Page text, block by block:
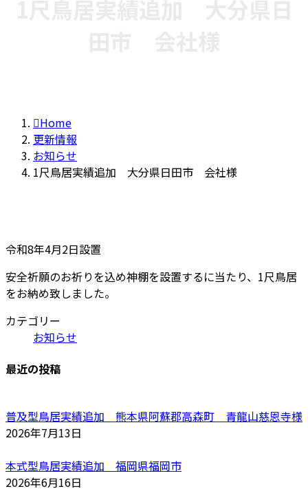
Home
更新情報
お知らせ
1尺鳥居実績追加 大分県日田市 会社様
令和8年4月2日設置
安全祈願のお祈りを込め神棚を設置するに当たり、1尺鳥居
をお納め致しました。
カテゴリー
お知らせ
最近の投稿
普及型鳥居実績追加 熊本県阿蘇郡高森町 青龍山慈恩寺様
2026年7月13日
本式型鳥居実績追加 福岡県福岡市
2026年6月16日